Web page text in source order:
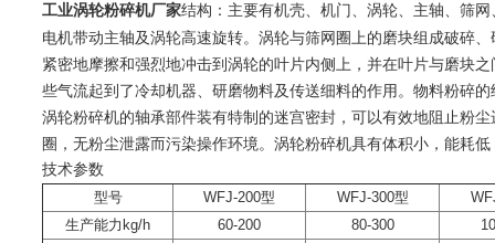
工业涡轮粉碎机厂家结构：主要有机壳、机门、涡轮、主轴、筛
电机带动主轴及涡轮高速旋转。涡轮与筛网圈上的磨块组成破碎
紧密地摩擦和强烈地冲击到涡轮的叶片内侧上，并在叶片与磨块
些气流起到了冷却机器、研磨物料及传送细料的作用。物料粉碎
涡轮粉碎机的轴承部件装有特制的迷宫密封，可以有效地阻止粉
圈，无粉尘泄露而污染操作环境。涡轮粉碎机具有体积小，能耗
技术参数
型号
WFJ-200型 WFJ-300型
生产能力kg/h
60-200 80-300